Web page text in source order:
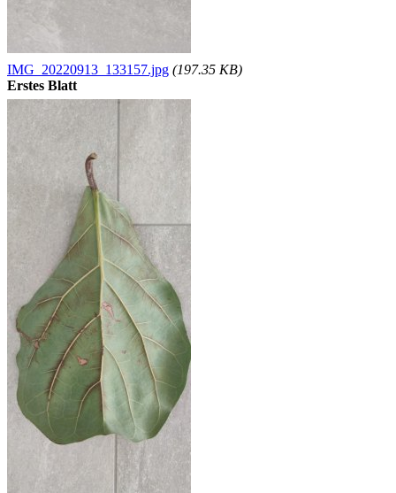
IMG_20220913_133157.jpg (197.35 KB)
Erstes Blatt